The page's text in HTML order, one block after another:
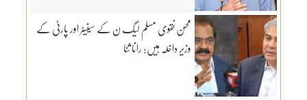
محسن نقوی مسلم لیگ ن کے سینیٹر اور پارٹی کے
وزیر داخلہ ہیں: رانا ثنا